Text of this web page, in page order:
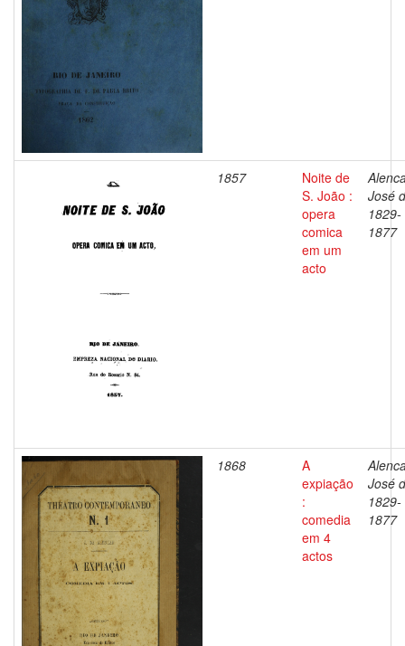
1857
Noite de
S. João :
opera
comica
em um
acto
José
1829-
1877
1868
A
expiação
:
comedia
em 4
actos
José
1829-
1877